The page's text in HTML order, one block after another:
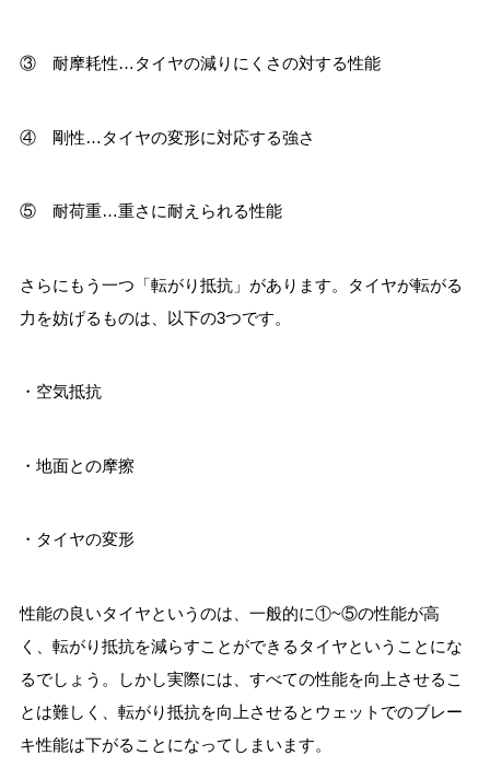
③ 耐摩耗性…タイヤの減りにくさの対する性能
④ 剛性…タイヤの変形に対応する強さ
⑤ 耐荷重…重さに耐えられる性能
さらにもう一つ「転がり抵抗」があります。タイヤが転がる
力を妨げるものは、以下の3つです。
・空気抵抗
・地面との摩擦
・タイヤの変形
性能の良いタイヤというのは、一般的に①~⑤の性能が高
く、転がり抵抗を減らすことができるタイヤということにな
るでしょう。しかし実際には、すべての性能を向上させるこ
とは難しく、転がり抵抗を向上させるとウェットでのブレー
キ性能は下がることになってしまいます。